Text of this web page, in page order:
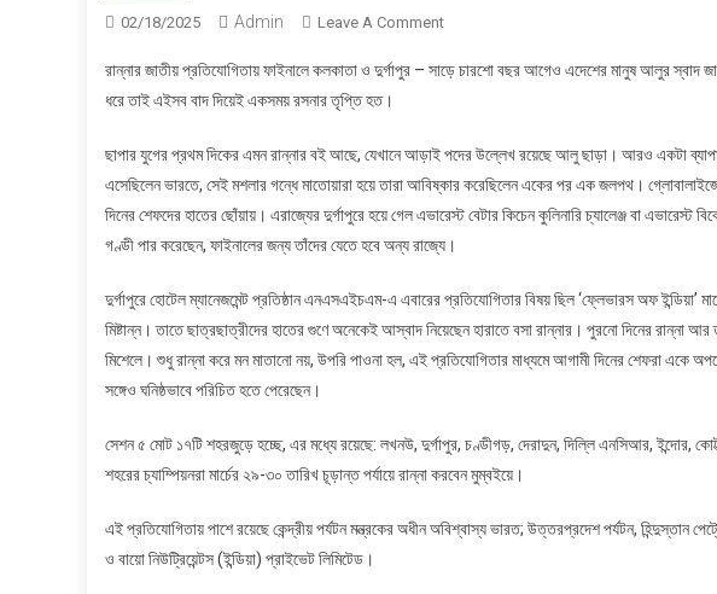
02/18/2025 Admin Leave A CommentOn
জাতীয়
কলকাতা
ও
দুর্গাপুর
রান্নার জাতীয় প্রতিযোগিতায় ফাইনালে কলকাতা ও দুর্গাপুর – সাড়ে চারশো বছর আগেও এদেশের মানুষ আলুর স্বাদ
ধরে তাই এইসব বাদ দিয়েই একসময় রসনার তৃপ্তি হত।
ছাপার যুগের প্রথম দিকের এমন রান্নার বই আছে, যেখানে আড়াই পদের উল্লেখ রয়েছে আলু ছাড়া। আরও একটা
এসেছিলেন ভারতে, সেই মশলার গন্ধে মাতোয়ারা হয়ে তারা আবিষ্কার করেছিলেন একের পর এক জলপথ।
দিনের শেফদের হাতের ছোঁয়ায়। এরাজ্যের দুর্গাপুরে হয়ে গেল এভারেস্ট বেটার কিচেন কুলিনারি চ্যালেঞ্জ বা এভারেস্ট
গণ্ডী পার করেছেন, ফাইনালের জন্য তাঁদের যেতে হবে অন্য রাজ্যে।
দুর্গাপুরে হোটেল ম্যানেজমেন্ট প্রতিষ্ঠান এনএসএইচএম-এ এবারের প্রতিযোগিতার বিষয় ছিল ‘ফ্লেভারস অফ ইন্ডিয়া’
মিষ্টান্ন। তাতে ছাত্রছাত্রীদের হাতের গুণে অনেকেই আস্বাদ নিয়েছেন হারাতে বসা রান্নার। পুরনো দিনের রান্না
মিশেলে। শুধু রান্না করে মন মাতানো নয়, উপরি পাওনা হল, এই প্রতিযোগিতার মাধ্যমে আগামী দিনের শেফরা একে
সঙ্গেও ঘনিষ্ঠভাবে পরিচিত হতে পেরেছেন।
সেশন ৫ মোট ১৭টি শহরজুড়ে হচ্ছে, এর মধ্যে রয়েছে: লখনউ, দুর্গাপুর, চণ্ডীগড়, দেরাদুন, দিল্লি এনসিআর, ইন্দোর,
শহরের চ্যাম্পিয়নরা মার্চের ২৯-৩০ তারিখ চূড়ান্ত পর্যায়ে রান্না করবেন মুম্বইয়ে।
এই প্রতিযোগিতায় পাশে রয়েছে কেন্দ্রীয় পর্যটন মন্ত্রকের অধীন অবিশ্বাস্য ভারত; উত্তরপ্রদেশ পর্যটন, হিন্দুস্তান
ও বায়ো নিউট্রিয়েন্টস (ইন্ডিয়া) প্রাইভেট লিমিটেড।